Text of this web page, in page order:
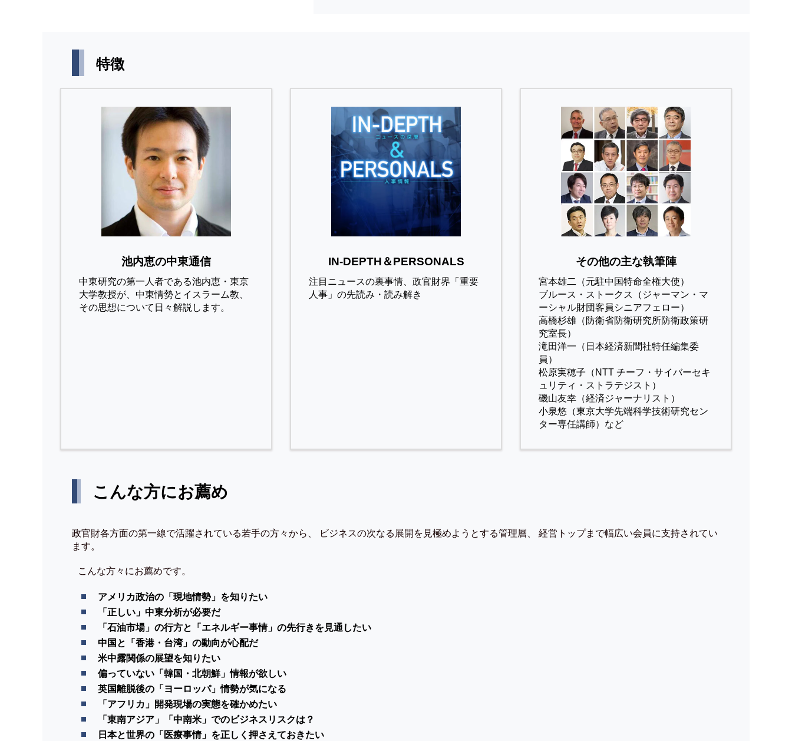
特徴
池内恵の中東通信
中東研究の第⼀⼈者である池内恵・東京
⼤学教授が、中東情勢とイスラーム教、
その思想について⽇々解説します。
IN-DEPTH＆PERSONALS
注目ニュースの裏事情、政官財界「重要
人事」の先読み・読み解き
その他の主な執筆陣
宮本雄二（元駐中国特命全権大使）
ブルース・ストークス（ジャーマン・マ
ーシャル財団客員シニアフェロー）
高橋杉雄（防衛省防衛研究所防衛政策研
究室長）
滝田洋一（日本経済新聞社特任編集委
員）
松原実穂子（NTT チーフ・サイバーセキ
ュリティ・ストラテジスト）
磯山友幸（経済ジャーナリスト）
小泉悠（東京大学先端科学技術研究セン
ター専任講師）など
こんな方にお薦め
政官財各方面の第一線で活躍されている若手の方々から、 ビジネスの次なる展開を見極めようとする管理層、 経営トップまで幅広い会員に支持されてい
ます。
こんな方々にお薦めです。
アメリカ政治の「現地情勢」を知りたい
「正しい」中東分析が必要だ
「石油市場」の行方と「エネルギー事情」の先行きを見通したい
中国と「香港・台湾」の動向が心配だ
米中露関係の展望を知りたい
偏っていない「韓国・北朝鮮」情報が欲しい
英国離脱後の「ヨーロッパ」情勢が気になる
「アフリカ」開発現場の実態を確かめたい
「東南アジア」「中南米」でのビジネスリスクは？
日本と世界の「医療事情」を正しく押さえておきたい